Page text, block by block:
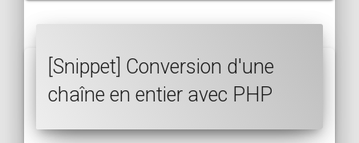
[Snippet] Conversion d'une
chaîne en entier avec PHP